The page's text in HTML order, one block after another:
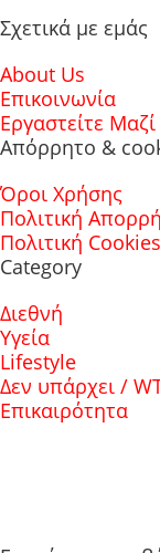
Σχετικά με εμάς
About Us
Επικοινωνία
Εργαστείτε
Απόρρητο &
Όροι Χρήσης
Πολιτική
Πολιτική Cookies
Category
Διεθνή
Υγεία
Lifestyle
Δεν υπάρχει /
Επικαιρότητα